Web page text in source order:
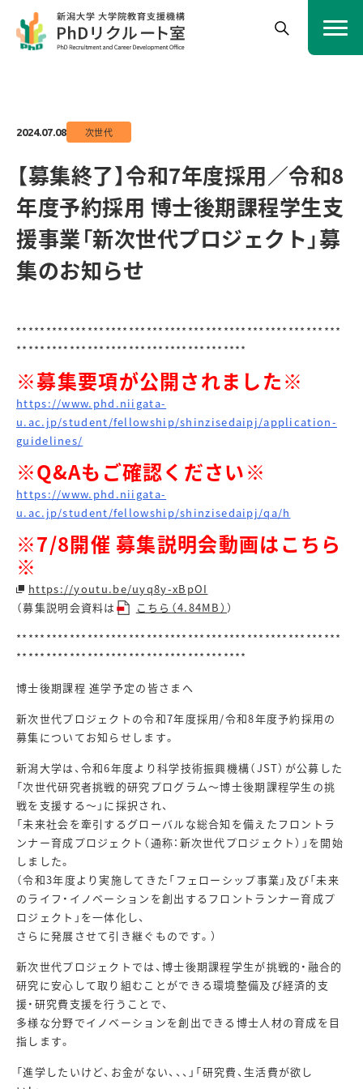
2024.07.08 次世代
【募集終了】令和7年度採用／令和8
年度予約採用 博士後期課程学生支
援事業「新次世代プロジェクト」募
集のお知らせ
*******************************************************
***************************************
※募集要項が公開されました※
https://www.phd.niigata-
u.ac.jp/student/fellowship/shinzisedaipj/application-
guidelines/
※Q&Aもご確認ください※
https://www.phd.niigata-
u.ac.jp/student/fellowship/shinzisedaipj/qa/h
※7/8開催 募集説明会動画はこちら
※
https://youtu.be/uyq8y-xBpOI
（募集説明会資料は
こちら（4.84MB））
*******************************************************
***************************************
博士後期課程 進学予定の皆さまへ
新次世代プロジェクトの令和7年度採用/令和8年度予約採用の
募集についてお知らせします。
新潟大学は、令和6年度より科学技術振興機構（JST）が公募した
「次世代研究者挑戦的研究プログラム～博士後期課程学生の挑
戦を支援する～」に採択され、
「未来社会を牽引するグローバルな総合知を備えたフロントラ
ンナー育成プロジェクト（通称：新次世代プロジェクト）」を開始
しました。
（令和3年度より実施してきた「フェローシップ事業」及び「未来
のライフ・イノベーションを創出するフロントランナー育成プ
ロジェクト」を一体化し、
さらに発展させて引き継ぐものです。）
新次世代プロジェクトでは、博士後期課程学生が挑戦的・融合的
研究に安心して取り組むことができる環境整備及び経済的支
援・研究費支援を行うことで、
多様な分野でイノベーションを創出できる博士人材の育成を目
指します。
「進学したいけど、お金がない、、、」「研究費、生活費が欲し